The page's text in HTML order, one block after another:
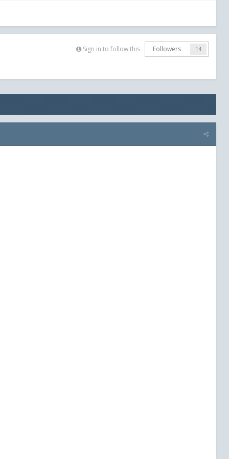
Sign in to follow this Followers 14